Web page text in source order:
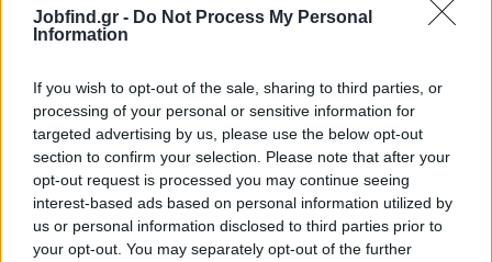
Jobfind.gr - Do Not Process My Personal
Information
If you wish to opt-out of the sale, sharing to third parties, or
processing of your personal or sensitive information for
targeted advertising by us, please use the below opt-out
section to confirm your selection. Please note that after your
opt-out request is processed you may continue seeing
interest-based ads based on personal information utilized by
us or personal information disclosed to third parties prior to
your opt-out. You may separately opt-out of the further
: Να γίνετε μέλος ενός οργανισμού που νοιάζεται για
τους ανθρώπους του, το περιβάλλον και τις τοπικές
Ανάπτυξη : Να έχετε περιθώρια ανάπτυξης και εξέλιξης μέσω
πολυάριθμων ευκαιριών μάθησης, επαγγελματικής ανάπτυξης
και επαγγελματικής ανέλιξης
Φροντίδα: Ανταγωνιστικό πακέτο αποδοχών, Διαμονή και
καθημερινή μεταφορά με εταιρικό λεωφορείο, πλήρης
διατροφή, συνεχής εκπαίδευση